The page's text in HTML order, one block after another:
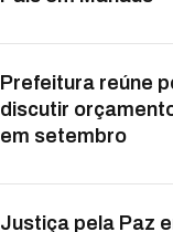
Prefeitura reúne
discutir
em setembro
Justiça pela Paz